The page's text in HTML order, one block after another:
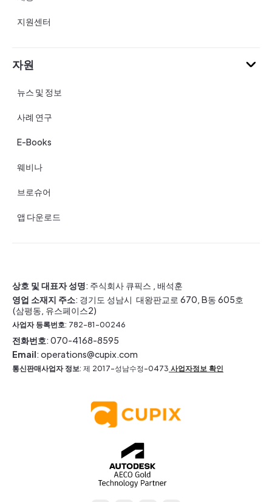
지원센터
자원
뉴스 및 정보
사례 연구
E-Books
웨비나
브로슈어
앱 다운로드
상호 및 대표자 성명: 주식회사 큐픽스 , 배석훈
영업 소재지 주소: 경기도 성남시 대왕판교로 670, B동 605호
(삼평동, 유스페이스2)
사업자 등록번호: 782-81-00246
전화번호: 070-4168-8595
Email: operations@cupix.com
통신판매사업자 정보: 제 2017-성남수정-0473 사업자정보 확인